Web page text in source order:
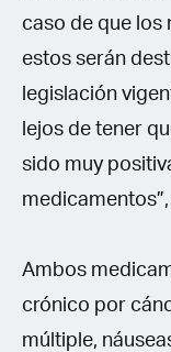
caso de que los
estos serán
legislación
lejos de tener
sido muy
Ambos
crónico por
múltiple,